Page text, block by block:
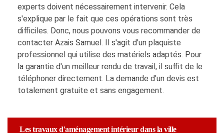
experts doivent nécessairement intervenir. Cela
s'explique par le fait que ces opérations sont très
difficiles. Donc, nous pouvons vous recommander de
contacter Azais Samuel. Il s'agit d'un plaquiste
professionnel qui utilise des matériels adaptés. Pour
la garantie d'un meilleur rendu de travail, il suffit de le
téléphoner directement. La demande d'un devis est
totalement gratuite et sans engagement.
Les travaux d'aménagement intérieur dans la ville